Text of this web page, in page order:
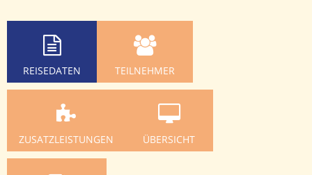
REISEDATEN TEILNEHMER
ZUSATZLEISTUNGEN ÜBERSICHT